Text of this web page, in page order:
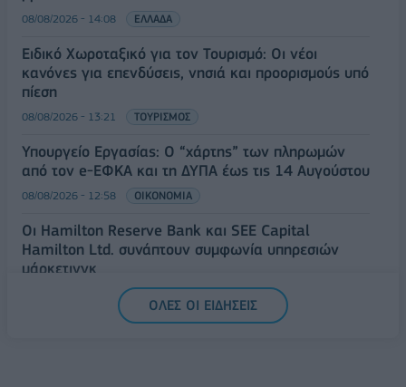
08/08/2026 - 14:08 ΕΛΛΑΔΑ
Ειδικό Χωροταξικό για τον Τουρισμό: Οι νέοι
κανόνες για επενδύσεις, νησιά και προορισμούς υπό
πίεση
08/08/2026 - 13:21 ΤΟΥΡΙΣΜΟΣ
Υπουργείο Εργασίας: Ο “χάρτης” των πληρωμών
από τον e-ΕΦΚΑ και τη ΔΥΠΑ έως τις 14 Αυγούστου
08/08/2026 - 12:58 ΟΙΚΟΝΟΜΙΑ
Οι Hamilton Reserve Bank και SEE Capital
Hamilton Ltd. συνάπτουν συμφωνία υπηρεσιών
μάρκετινγκ
ΕΠΙΧΕΙΡΗΣΕΙΣ
Χρηματιστήριο Αθηνών: Εβδομαδιαία άνοδος
ΟΛΕΣ ΟΙ ΕΙΔΗΣΕΙΣ